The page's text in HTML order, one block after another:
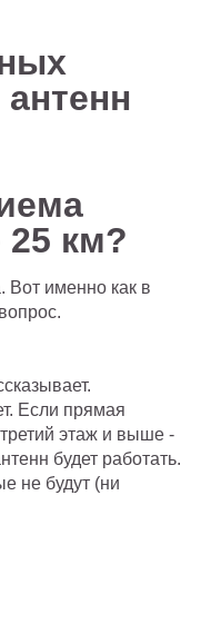
25 км?
Вот именно как в
Если прямая
этаж и выше -
будет работать.
не будут (ни